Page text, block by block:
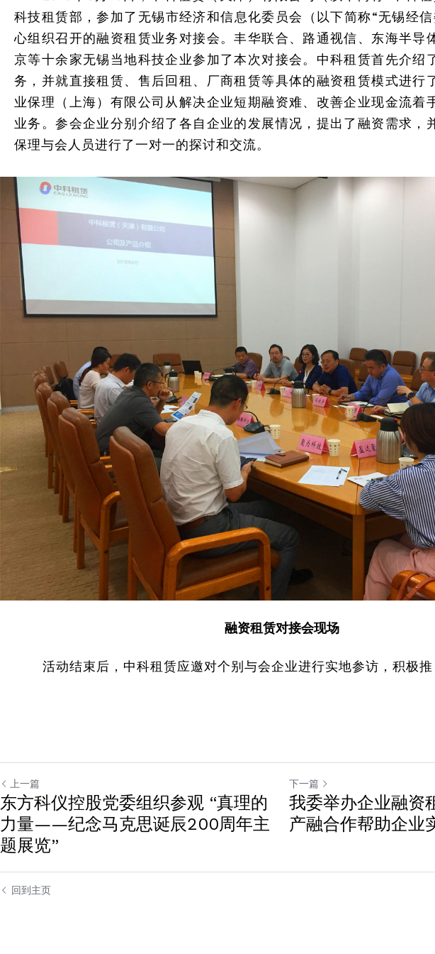
科技租赁部，参加了无锡市经济和信息化委员会（以下简称“无锡经
心组织召开的融资租赁业务对接会。丰华联合、路通视信、东海半导
京等十余家无锡当地科技企业参加了本次对接会。中科租赁首先介绍
务，并就直接租赁、售后回租、厂商租赁等具体的融资租赁模式进行
业保理（上海）有限公司从解决企业短期融资难、改善企业现金流着
业务。参会企业分别介绍了各自企业的发展情况，提出了融资需求，
保理与会人员进行了一对一的探讨和交流。
融资租赁对接会现场
活动结束后，中科租赁应邀对个别与会企业进行实地参访，积极推
上一篇
东方科仪控股党委组织参观 “真理的
力量——纪念马克思诞辰200周年主
题展览”
下一篇
我委举办企业融资
产融合作帮助企业
回到主页